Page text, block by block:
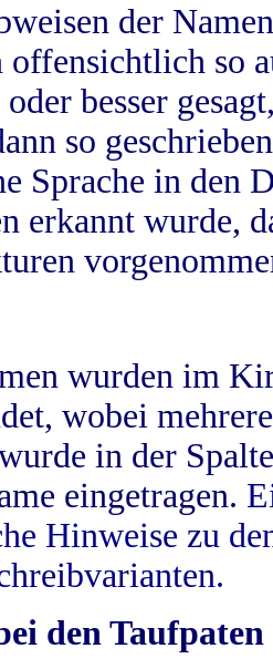
der
offensichtlich so
besser
so
Sprache in
erkannt wurde,
wurden im
wobei
in der
eingetragen.
Hinweise zu
den Taufpaten